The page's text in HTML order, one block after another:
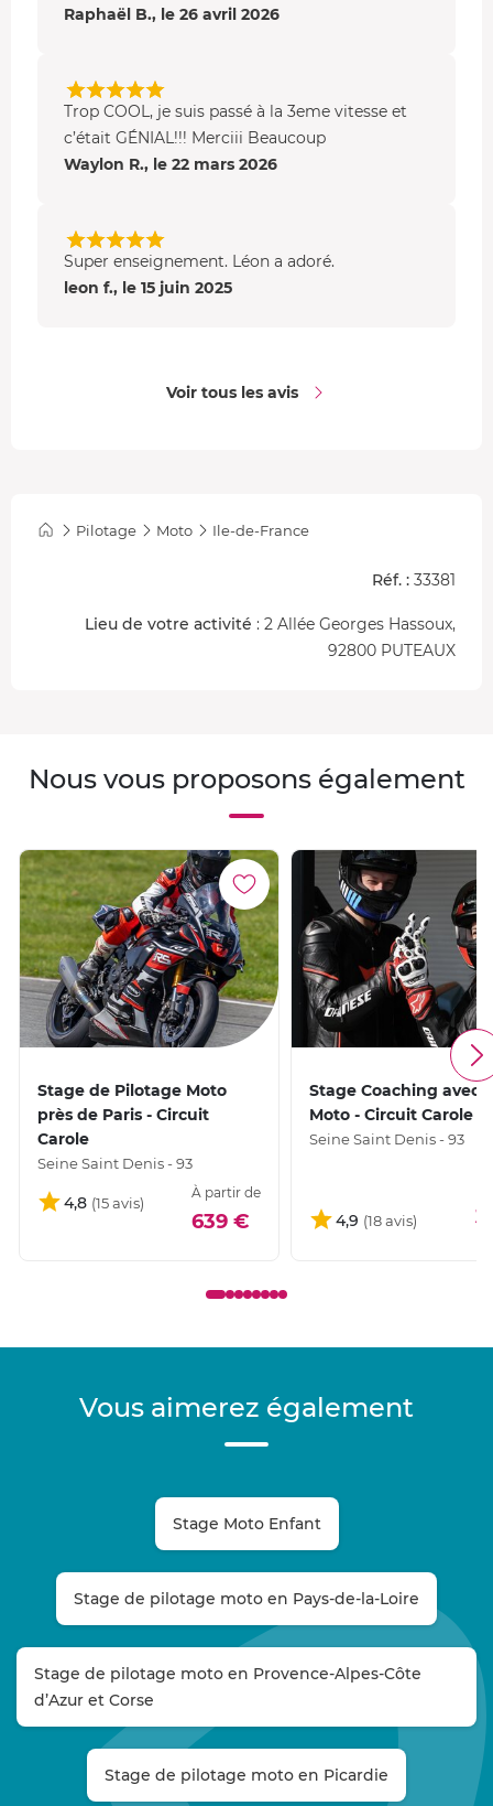
Raphaël B., le 26 avril 2026
Trop COOL, je suis passé à la 3eme vitesse et
c’était GÉNIAL!!! Merciii Beaucoup
Waylon R., le 22 mars 2026
Super enseignement. Léon a adoré.
leon f., le 15 juin 2025
Voir tous les avis
Pilotage Moto Ile-de-France
Réf. : 33381
Lieu de votre activité : 2 Allée Georges Hassoux,
92800 PUTEAUX
Nous vous proposons également
Stage de Pilotage Moto
près de Paris - Circuit
Carole
Seine Saint Denis - 93
4,8
À partir de
639 €
Stage Coaching avec
Moto - Circuit Carole
Seine Saint Denis - 93
4,9
Vous aimerez également
Stage Moto Enfant
Stage de pilotage moto en Pays-de-la-Loire
Stage de pilotage moto en Provence-Alpes-Côte
d’Azur et Corse
Stage de pilotage moto en Picardie